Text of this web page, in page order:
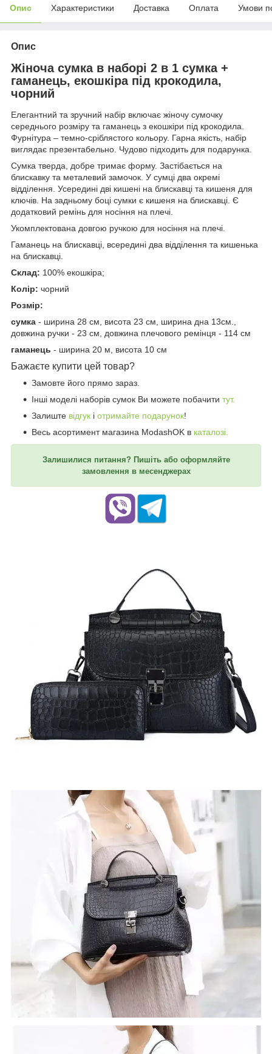
Опис Характеристики Доставка Оплата Умови
Опис
Жіноча сумка в наборі 2 в 1 сумка +
гаманець, екошкіра під крокодила,
чорний
Елегантний та зручний набір включає жіночу сумочку
середнього розміру та гаманець з екошкіри під крокодила.
Фурнітура – темно-сріблястого кольору. Гарна якість, набір
виглядає презентабельно. Чудово підходить для подарунка.
Сумка тверда, добре тримає форму. Застібається на
блискавку та металевий замочок. У сумці два окремі
відділення. Усередині дві кишені на блискавці та кишеня для
ключів. На задньому боці сумки є кишеня на блискавці. Є
додатковий ремінь для носіння на плечі.
Укомплектована довгою ручкою для носіння на плечі.
Гаманець на блискавці, всередині два відділення та кишенька
на блискавці.
Склад: 100% екошкіра;
Колір: чорний
Розмір:
сумка - ширина 28 см, висота 23 см, ширина дна 13см.,
довжина ручки - 23 см, довжина плечового ремінця - 114 см
гаманець - ширина 20 м, висота 10 см
Бажаєте купити цей товар?
Замовте його прямо зараз.
Інші моделі наборів сумок Ви можете побачити тут.
Залиште відгук і отримайте подарунок!
Весь асортимент магазина ModashOK в каталозі.
Залишилися питання? Пишіть або оформляйте
замовлення в месенджерах